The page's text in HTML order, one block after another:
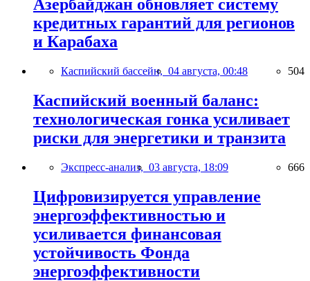
Азербайджан обновляет систему
кредитных гарантий для регионов
и Карабаха
Каспийский бассейн, 04 августа, 00:48 504
Каспийский военный баланс:
технологическая гонка усиливает
риски для энергетики и транзита
Экспресс-анализ, 03 августа, 18:09 666
Цифровизируется управление
энергоэффективностью и
усиливается финансовая
устойчивость Фонда
энергоэффективности